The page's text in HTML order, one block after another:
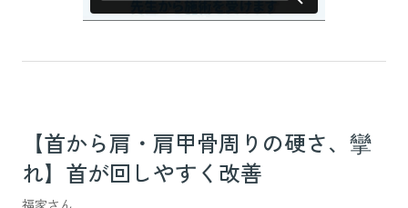
【首から肩・肩甲骨周りの硬さ、攣
れ】首が回しやすく改善
福家さん